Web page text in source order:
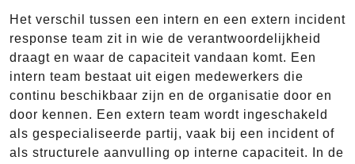
Het verschil tussen een intern en een extern incident
response team zit in wie de verantwoordelijkheid
draagt en waar de capaciteit vandaan komt. Een
intern team bestaat uit eigen medewerkers die
continu beschikbaar zijn en de organisatie door en
door kennen. Een extern team wordt ingeschakeld
als gespecialiseerde partij, vaak bij een incident of
als structurele aanvulling op interne capaciteit. In de